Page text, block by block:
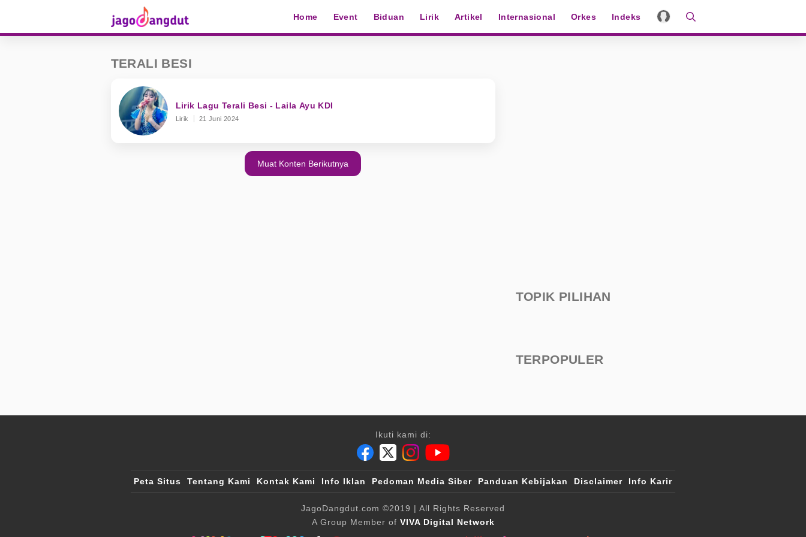
Home Event Biduan Lirik Artikel Internasional Orkes Indeks
TERALI BESI
Lirik Lagu Terali Besi - Laila Ayu KDI
Lirik 21 Juni 2024
Muat Konten Berikutnya
TOPIK PILIHAN
TERPOPULER
Ikuti kami di:
Peta Situs Tentang Kami Kontak Kami Info Iklan Pedoman Media Siber Panduan Kebijakan Disclaimer Info Karir
JagoDangdut.com ©2019 | All Rights Reserved
A Group Member of VIVA Digital Network